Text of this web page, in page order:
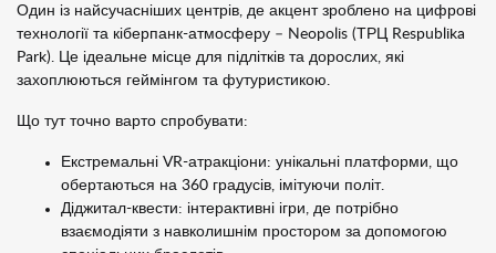
Один із найсучасніших центрів, де акцент зроблено на цифрові
технології та кіберпанк-атмосферу – Neopolis (ТРЦ Respublika
Park). Це ідеальне місце для підлітків та дорослих, які
захоплюються геймінгом та футуристикою.
Що тут точно варто спробувати:
Екстремальні VR-атракціони: унікальні платформи, що
обертаються на 360 градусів, імітуючи політ.
Діджитал-квести: інтерактивні ігри, де потрібно
взаємодіяти з навколишнім простором за допомогою